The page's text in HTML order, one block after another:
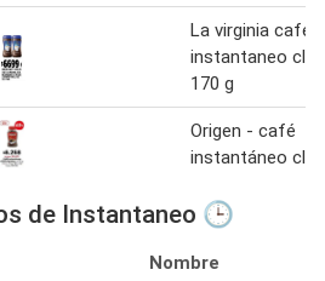
La virginia cafe
instantaneo
170 g
Origen - café
instantáneo
de Instantaneo 🕒
Nombre